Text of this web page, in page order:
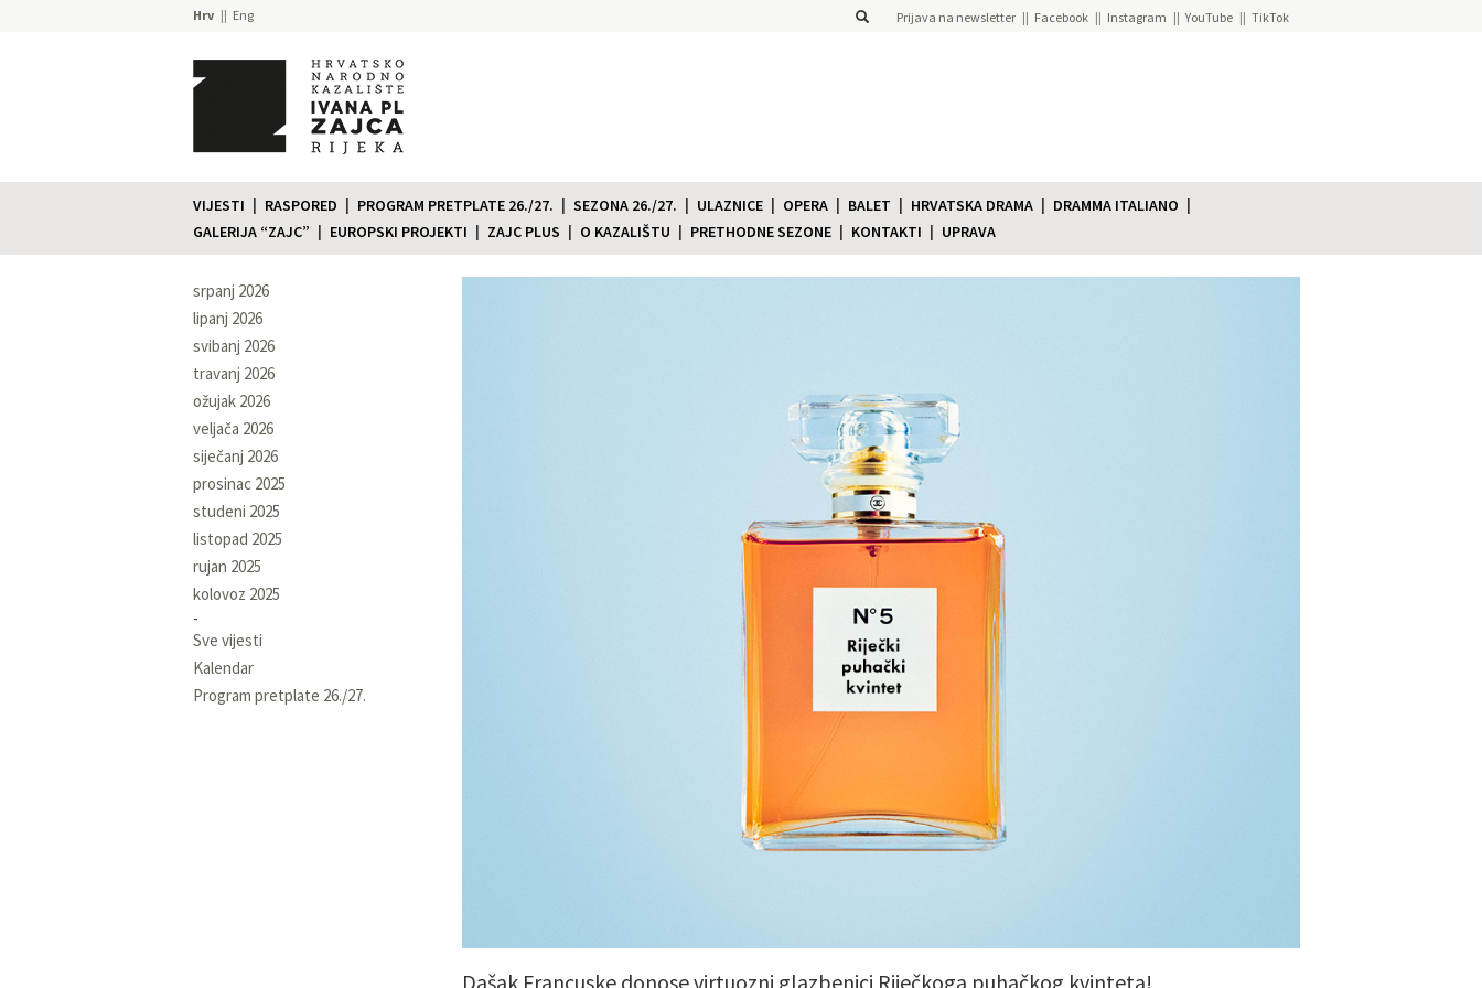
Hrv Eng Prijava na newsletter Facebook Instagram YouTube TikTok
VIJESTI RASPORED PROGRAM PRETPLATE 26./27. SEZONA 26./27. ULAZNICE OPERA BALET HRVATSKA DRAMA
DRAMMA ITALIANO
GALERIJA “ZAJC”
EUROPSKI PROJEKTI ZAJC PLUS O KAZALIŠTU PRETHODNE SEZONE KONTAKTI UPRAVA
srpanj 2026
lipanj 2026
svibanj 2026
travanj 2026
ožujak 2026
veljača 2026
siječanj 2026
prosinac 2025
studeni 2025
listopad 2025
rujan 2025
kolovoz 2025
Sve vijesti
Kalendar
Program pretplate 26./27.
Dašak Francuske donose virtuozni glazbenici Riječkoga puhačkog kvinteta!